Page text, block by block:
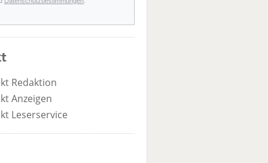
Redaktion
Anzeigen
Leserservice